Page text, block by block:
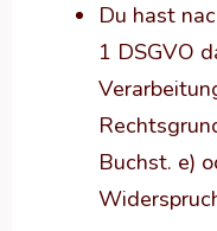
Du hast
1 DSGVO
Buchst. e)